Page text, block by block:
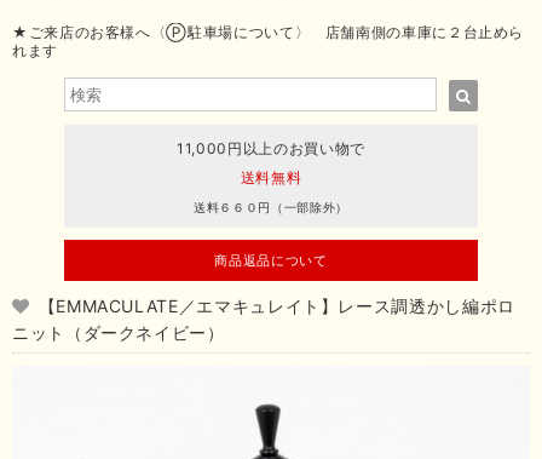
★ご来店のお客様へ〈Ⓟ駐車場について〉 店舗南側の車庫に２台止めら
れます
11,000円以上のお買い物で
送料無料
送料６６０円（一部除外）
商品返品について
【EMMACULATE／エマキュレイト】レース調透かし編ポロ
ニット（ダークネイビー）